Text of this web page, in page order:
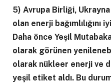
5) Avrupa Birliği,
olan enerji
Daha önce Yeşil
olarak görünen
olarak nükleer enerji ve
yeşil etiket aldı. Bu